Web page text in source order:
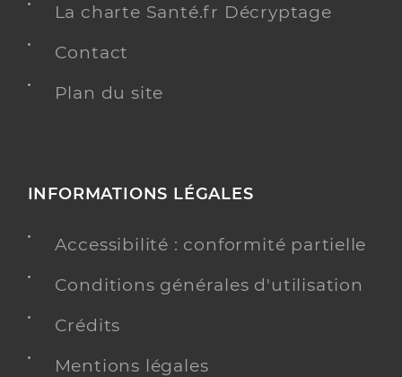
La charte Santé.fr Décryptage
Contact
Plan du site
INFORMATIONS LÉGALES
Accessibilité : conformité partielle
Conditions générales d'utilisation
Crédits
Mentions légales